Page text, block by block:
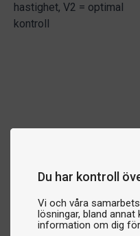
Du har kontroll
Vi och våra
lösningar, bland
information om dig
hastighet, V2 = optimal
kontroll